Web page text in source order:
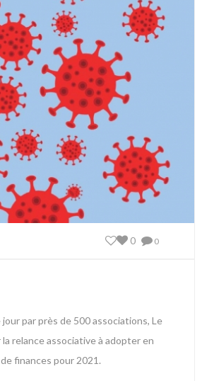
0
0
par près de 500 associations, Le
relance associative à adopter en
finances pour 2021.